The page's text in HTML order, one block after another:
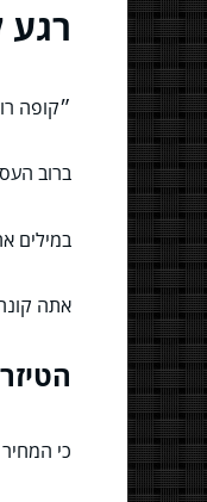
רגע
״קופה
ברוב
במילים
אתה
כי